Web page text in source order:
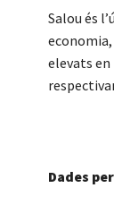
Salou és
elevats en
Dades